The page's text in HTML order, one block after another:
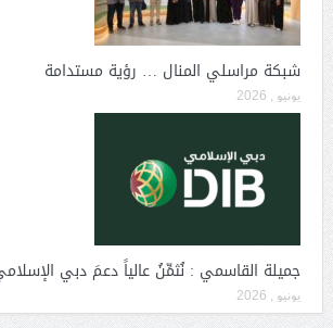
شبكة مراسلي المنال … رؤية مستدامة
يونيو , 2026
جميلة القاسمي : نُثمِّنُ عالياً دعمَ دبي
يونيو , 2026